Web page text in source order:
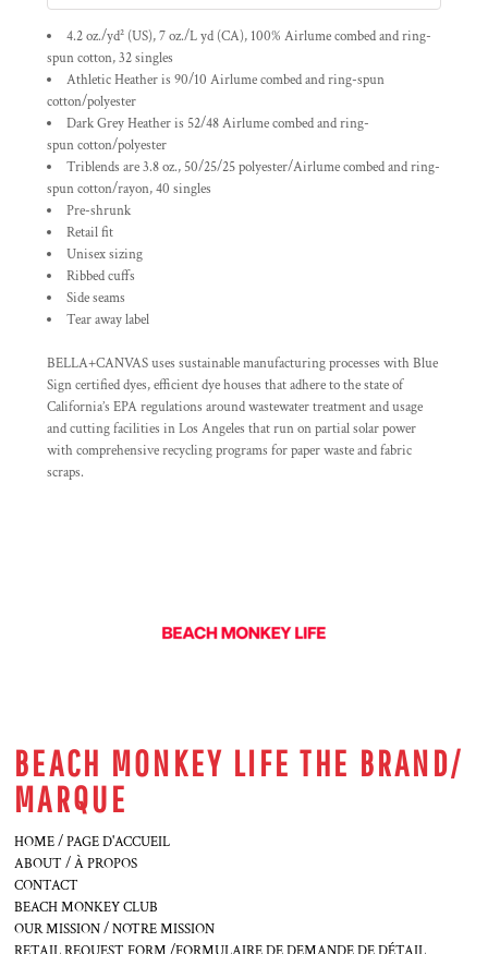
4.2 oz./yd² (US), 7 oz./L yd (CA), 100% Airlumecombed and ring-
spun cotton, 32 singles
Athletic Heather is 90/10 Airlume combed and ring-spun
cotton/polyester
Dark Grey Heather is 52/48Airlumecombed and ring-
spun cotton/polyester
Triblends are 3.8 oz., 50/25/25 polyester/Airlumecombed and ring-
spun cotton/rayon, 40 singles
Pre-shrunk
Retail fit
Unisex sizing
Ribbed cuffs
Side seams
Tear away label
BELLA+CANVAS uses sustainable manufacturing processes with Blue
Sign certified dyes, efficient dye houses that adhere to the state of
California’s EPA regulations around wastewater treatment and usage
and cutting facilities in Los Angeles that run on partial solar power
with comprehensive recycling programs for paper waste and fabric
scraps.
BEACH MONKEY LIFE THE BRAND/
MARQUE
HOME / PAGE D'ACCUEIL
ABOUT / À PROPOS
CONTACT
BEACH MONKEY CLUB
OUR MISSION / NOTRE MISSION